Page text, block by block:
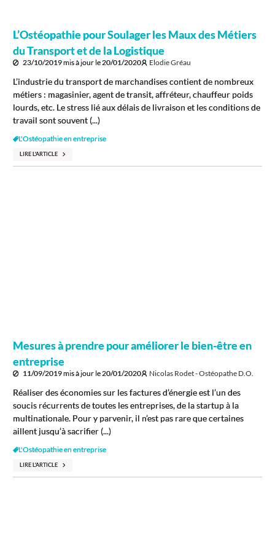
L’Ostéopathie pour Soulager les Maux des Métiers
du Transport et de la Logistique
23/10/2019mis à jour le 20/01/2020 Elodie Gréau
L’industrie du transport de marchandises contient de nombreux
métiers : magasinier, agent de transit, affréteur, chauffeur poids
lourds, etc. Le stress lié aux délais de livraison et les conditions de
travail sont souvent (...)
L'Ostéopathie en entreprise
LIRE L'ARTICLE
Mesures à prendre pour améliorer le bien-être en
entreprise
11/09/2019mis à jour le20/01/2020 Nicolas Rodet - Ostéopathe D.O.
Réaliser des économies sur les factures d’énergie est l’un des
soucis récurrents de toutes les entreprises, de la startup à la
multinationale. Pour y parvenir, il n’est pas rare que certaines
aillent jusqu’à sacrifier (...)
L'Ostéopathie en entreprise
LIRE L'ARTICLE